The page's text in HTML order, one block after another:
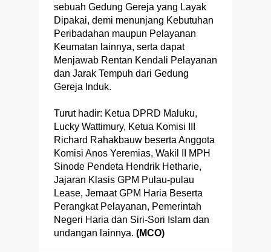
sebuah Gedung Gereja yang Layak
Dipakai, demi menunjang Kebutuhan
Peribadahan maupun Pelayanan
Keumatan lainnya, serta dapat
Menjawab Rentan Kendali Pelayanan
dan Jarak Tempuh dari Gedung
Gereja Induk.
Turut hadir: Ketua DPRD Maluku,
Lucky Wattimury, Ketua Komisi III
Richard Rahakbauw beserta Anggota
Komisi Anos Yeremias, Wakil II MPH
Sinode Pendeta Hendrik Hetharie,
Jajaran Klasis GPM Pulau-pulau
Lease, Jemaat GPM Haria Beserta
Perangkat Pelayanan, Pemerintah
Negeri Haria dan Siri-Sori Islam dan
undangan lainnya. (MCO)